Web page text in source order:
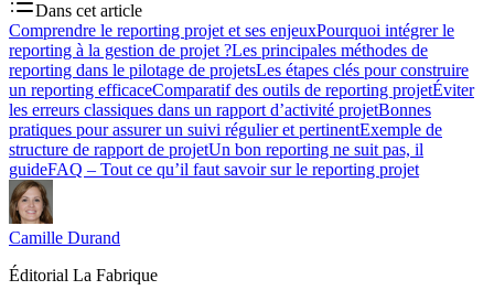
Dans cet article
Comprendre le reporting projet et ses enjeuxPourquoi intégrer le
reporting à la gestion de projet ?Les principales méthodes de
reporting dans le pilotage de projetsLes étapes clés pour construire
un reporting efficaceComparatif des outils de reporting projetÉviter
les erreurs classiques dans un rapport d’activité projetBonnes
pratiques pour assurer un suivi régulier et pertinentExemple de
structure de rapport de projetUn bon reporting ne suit pas, il
guideFAQ – Tout ce qu’il faut savoir sur le reporting projet
Camille Durand
Éditorial La Fabrique